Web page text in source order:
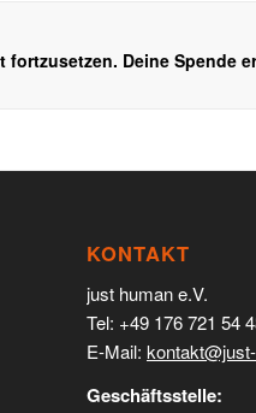
Deine Spende
KONTAKT
just human e.V.
Tel: +49 176 721 54
E-Mail:
Geschäftsstelle: